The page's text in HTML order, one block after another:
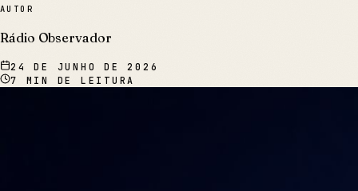
AUTOR
Rádio Observador
24 DE JUNHO DE 2026
7
MIN DE LEITURA